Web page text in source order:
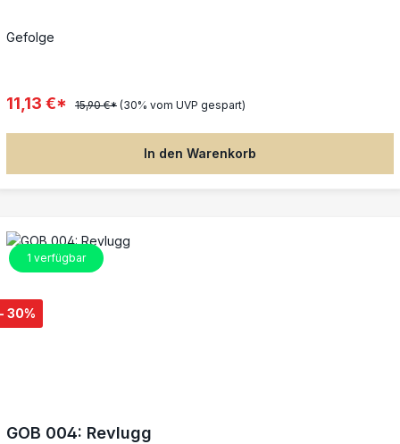
Gefolge
11,13 €* 15,90 €* (30% vom UVP gespart)
In den Warenkorb
1 verfügbar
30%
GOB 004: Revlugg